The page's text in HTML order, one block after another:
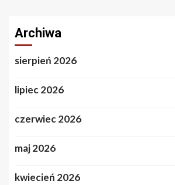
Archiwa
sierpień 2026
lipiec 2026
czerwiec 2026
maj 2026
kwiecień 2026